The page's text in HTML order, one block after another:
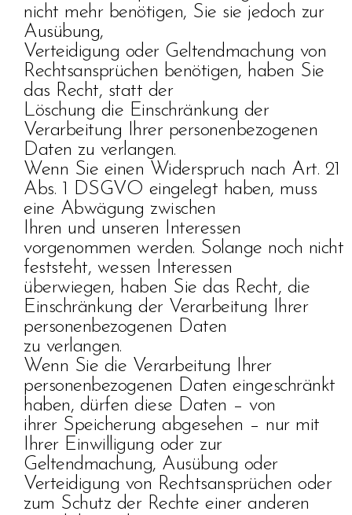
nicht mehr benötigen, Sie sie jedoch zur
Ausübung,
Verteidigung oder Geltendmachung von
Rechtsansprüchen benötigen, haben Sie
das Recht, statt der
Löschung die Einschränkung der
Verarbeitung Ihrer personenbezogenen
Daten zu verlangen.
Wenn Sie einen Widerspruch nach Art. 21
Abs. 1 DSGVO eingelegt haben, muss
eine Abwägung zwischen
Ihren und unseren Interessen
vorgenommen werden. Solange noch nicht
feststeht, wessen Interessen
überwiegen, haben Sie das Recht, die
Einschränkung der Verarbeitung Ihrer
personenbezogenen Daten
zu verlangen.
Wenn Sie die Verarbeitung Ihrer
personenbezogenen Daten eingeschränkt
haben, dürfen diese Daten – von
ihrer Speicherung abgesehen – nur mit
Ihrer Einwilligung oder zur
Geltendmachung, Ausübung oder
Verteidigung von Rechtsansprüchen oder
zum Schutz der Rechte einer anderen